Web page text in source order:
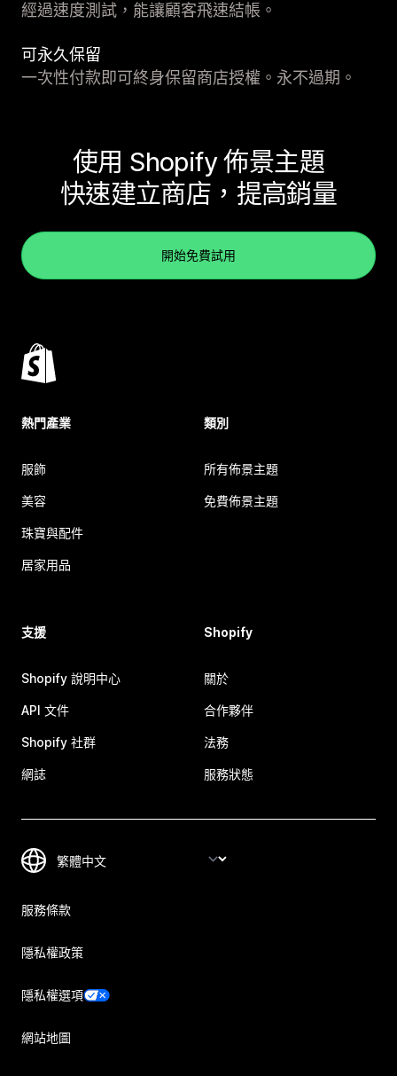
經過速度測試，能讓顧客飛速結帳。
可永久保留
一次性付款即可終身保留商店授權。永不過期。
使用 Shopify 佈景主題
快速建立商店，提高銷量
開始免費試用
熱門產業
服飾
美容
珠寶與配件
居家用品
類別
所有佈景主題
免費佈景主題
支援
Shopify 說明中心
API 文件
Shopify 社群
網誌
Shopify
關於
合作夥伴
法務
服務狀態
服務條款
隱私權政策
隱私權選項
網站地圖